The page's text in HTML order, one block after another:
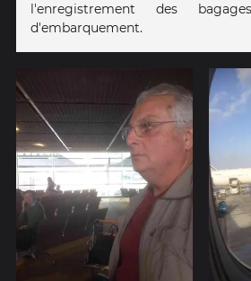
l'enregistrement des
d'embarquement.